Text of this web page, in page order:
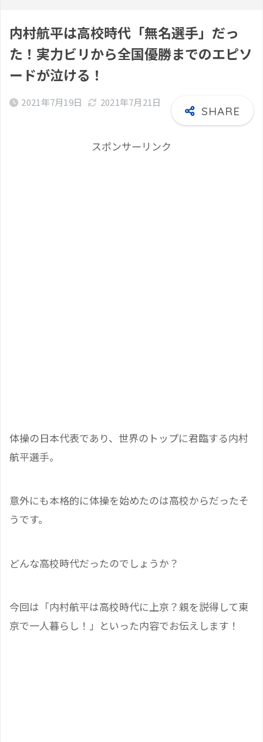
内村航平は高校時代「無名選手」だっ
た！実力ビリから全国優勝までのエピソ
ードが泣ける！
2021年7月19日 2021年7月21日
スポンサーリンク
体操の日本代表であり、世界のトップに君臨する内村
航平選手。
意外にも本格的に体操を始めたのは高校からだったそ
うです。
どんな高校時代だったのでしょうか？
今回は「内村航平は高校時代に上京？親を説得して東
京で一人暮らし！」といった内容でお伝えします！